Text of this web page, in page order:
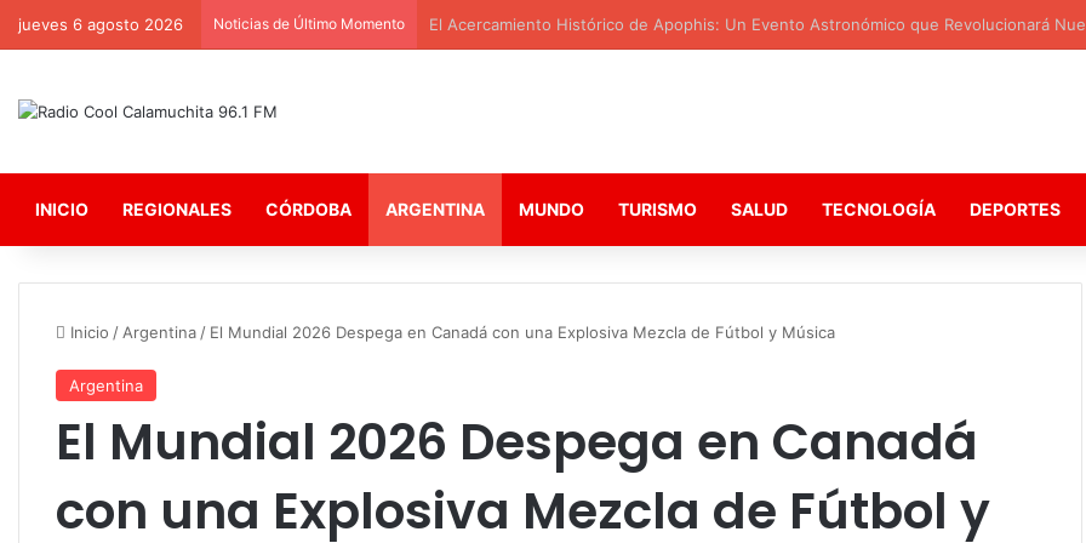
jueves 6 agosto 2026 Noticias de Último Momento El Acercamiento Histórico de Apophis: Un Evento Astronómico que Revolucionará
INICIO REGIONALES CÓRDOBA ARGENTINA MUNDO TURISMO SALUD TECNOLOGÍA DEPORTES
Inicio / Argentina / El Mundial 2026 Despega en Canadá con una Explosiva Mezcla de Fútbol y Música
Argentina
El Mundial 2026 Despega en Canadá
con una Explosiva Mezcla de Fútbol y